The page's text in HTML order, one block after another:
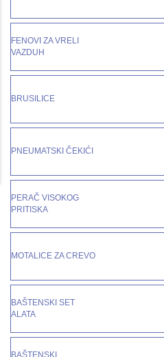
FENOVI ZA VRELI
VAZDUH
BRUSILICE
PNEUMATSKI ČEKIĆI
PERAČ VISOKOG
PRITISKA
MOTALICE ZA CREVO
BAŠTENSKI SET
ALATA
BAŠTENSKI